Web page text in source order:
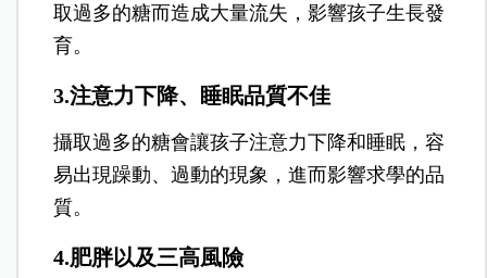
取過多的糖而造成大量流失，影響孩子生長發
育。
3.注意力下降、睡眠品質不佳
攝取過多的糖會讓孩子注意力下降和睡眠，容
易出現躁動、過動的現象，進而影響求學的品
質。
4.肥胖以及三高風險